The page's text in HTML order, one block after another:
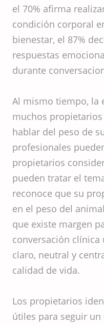
el 70% afirma
condición corporal
bienestar, el 87%
respuestas
durante
Al mismo tiempo, la
muchos
hablar del peso de
profesionales
propietarios
pueden tratar el
reconoce que su
en el peso del
que existe margen
conversación
claro, neutral y
calidad de vida.
Los propietarios
útiles para seguir